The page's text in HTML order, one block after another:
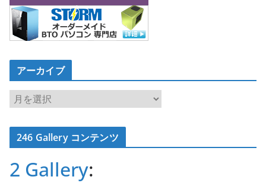
アーカイブ
ア
ー
カ
イ246 Gallery コンテンツ
2 Gallery: